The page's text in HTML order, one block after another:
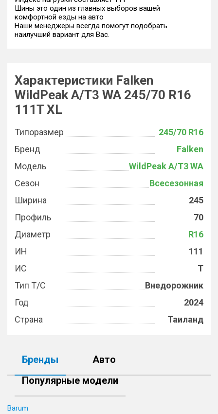
Шины это один из главных выборов вашей
комфортной езды на авто
Наши менеджеры всегда помогут подобрать
наилучший вариант для Вас.
Характеристики Falken
WildPeak A/T3 WA 245/70 R16
111T XL
Типоразмер
245/70 R16
Бренд
Falken
Модель
WildPeak A/T3 WA
Сезон
Всесезонная
Ширина
245
Профиль
70
Диаметр
R16
ИН
111
ИС
T
Тип Т/С
Внедорожник
Год
2024
Страна
Таиланд
Бренды
Авто
Популярные модели
Barum